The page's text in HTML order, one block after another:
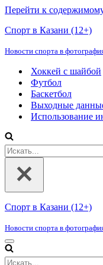
Перейти к
Спорт в Казани (12+)
Новости спорта в
Хоккей с шайбой
Футбол
Баскетбол
Выходные
Использование
Искать...
Спорт в Казани (12+)
Новости спорта в
Меню
навигации
Искать...